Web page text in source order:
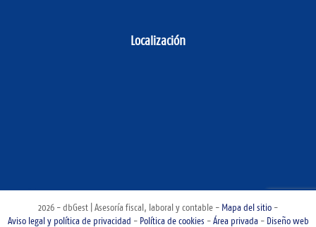
Localización
2026 - dbGest | Asesoría fiscal, laboral y contable - Mapa del sitio -
Aviso legal y política de privacidad - Política de cookies -Área privada- Diseño web